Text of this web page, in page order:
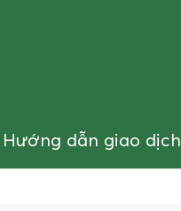
Hướng dẫn giao dịch